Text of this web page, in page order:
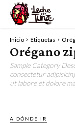
Inicio Etiquetas
Orégano
Sample Category
consectetur
ut labore et dolore
A DÓNDE IR